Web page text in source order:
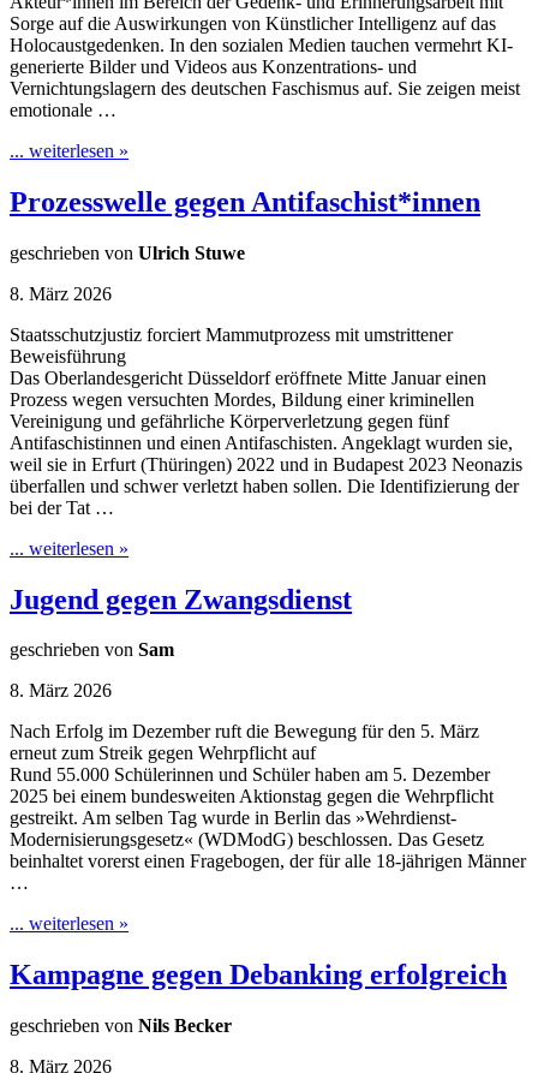
Sorge auf die Auswirkungen von Künstlicher Intelligenz auf das
Holocaustgedenken. In den sozialen Medien tauchen vermehrt KI-
generierte Bilder und Videos aus Konzentrations- und
Vernichtungslagern des deutschen Faschismus auf. Sie zeigen meist
emotionale …
... weiterlesen »
Prozesswelle gegen Antifaschist*innen
geschrieben von Ulrich Stuwe
8. März 2026
Staatsschutzjustiz forciert Mammutprozess mit umstrittener
Beweisführung
Das Oberlandesgericht Düsseldorf eröffnete Mitte Januar einen
Prozess wegen versuchten Mordes, Bildung einer kriminellen
Vereinigung und gefährliche Körperverletzung gegen fünf
Antifaschistinnen und einen Antifaschisten. Angeklagt wurden sie,
weil sie in Erfurt (Thüringen) 2022 und in Budapest 2023 Neonazis
überfallen und schwer verletzt haben sollen. Die Identifizierung der
bei der Tat …
... weiterlesen »
Jugend gegen Zwangsdienst
geschrieben von Sam
8. März 2026
Nach Erfolg im Dezember ruft die Bewegung für den 5. März
erneut zum Streik gegen Wehrpflicht auf
Rund 55.000 Schülerinnen und Schüler haben am 5. Dezember
2025 bei einem bundesweiten Aktionstag gegen die Wehrpflicht
gestreikt. Am selben Tag wurde in Berlin das »Wehrdienst-
Modernisierungsgesetz« (WDModG) beschlossen. Das Gesetz
beinhaltet vorerst einen Fragebogen, der für alle 18-jährigen Männer
…
... weiterlesen »
Kampagne gegen Debanking erfolgreich
geschrieben von Nils Becker
8. März 2026